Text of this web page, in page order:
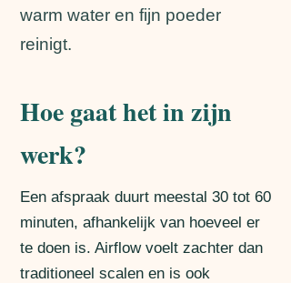
warm water en fijn poeder
reinigt.
Hoe gaat het in zijn
werk?
Een afspraak duurt meestal 30 tot 60
minuten, afhankelijk van hoeveel er
te doen is. Airflow voelt zachter dan
traditioneel scalen en is ook